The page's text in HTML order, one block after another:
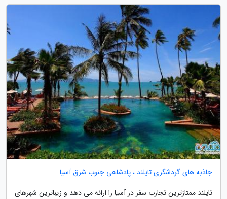
جاذبه های گردشگری تایلند ، پادشاهی جنوب شرق آسیا
تایلند ممتازترین تجارب سفر در آسیا را ارائه می دهد و زیباترین شهرهای